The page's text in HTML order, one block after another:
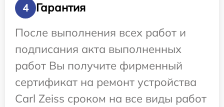
4
Гарантия
После выполнения всех работ и
подписания акта выполненных
работ Вы получите фирменный
сертификат на ремонт устройства
Carl Zeiss сроком на все виды работ